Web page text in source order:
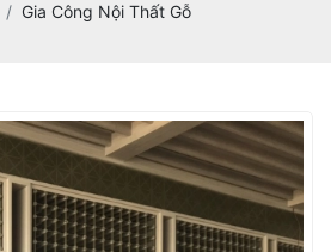
Gia Công Nội Thất Gỗ